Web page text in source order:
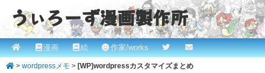
うぃろーず漫画製作所
ROBINとかっぱの漫画スタジオ！ willows.online
メ
イ
メ 漫画 絵 作家/works
> wordpressメモ > [WP]wordpressカスタマイズまとめ